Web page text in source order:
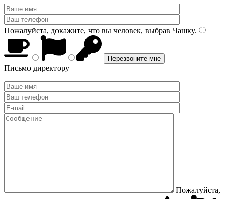
Пожалуйста, докажите, что вы человек, выбрав Чашку.
Письмо директору
Пожалуйста,